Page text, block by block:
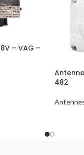
– VAG –
Antenne
482